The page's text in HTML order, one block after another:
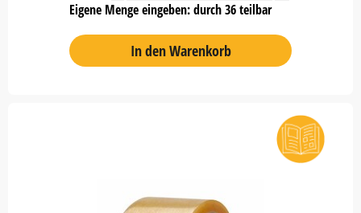
Eigene Menge eingeben: durch 36 teilbar
In den Warenkorb